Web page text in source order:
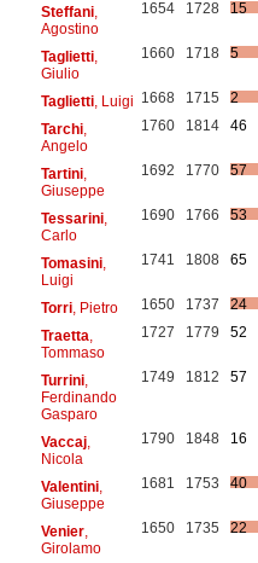
Steffani,
Agostino
1654 1728 15
Taglietti,
Giulio
1660 1718 5
Taglietti, Luigi 1668 1715
2
Tarchi,
Angelo
1760 1814 46
Tartini,
Giuseppe
1692 1770 57
Tessarini,
Carlo
1690 1766 53
Tomasini,
Luigi
1741 1808 65
Torri, Pietro 1650 1737
24
Traetta
Tommaso
1727 1779 52
Turrini,
Ferdinando
Gasparo
1749 1812 57
Vaccaj,
Nicola
1790 1848 16
Valentini,
Giuseppe
1681 1753 40
Venier,
Girolamo
1650 1735 22